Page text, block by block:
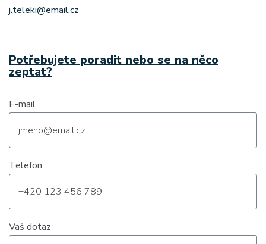
j.teleki@email.cz
Potřebujete poradit nebo se na něco
zeptat?
E-mail
Telefon
Vaš dotaz